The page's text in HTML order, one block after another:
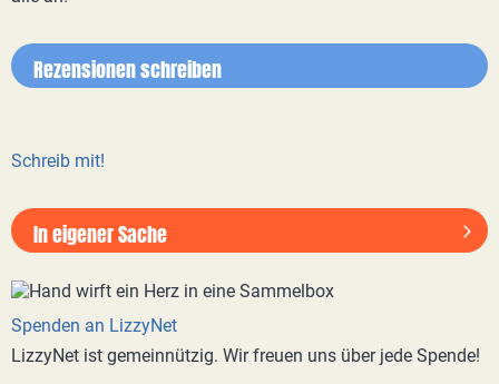
Rezensionen schreiben
Schreib mit!
In eigener Sache
Spenden an LizzyNet
LizzyNet ist gemeinnützig. Wir freuen uns über jede Spende!